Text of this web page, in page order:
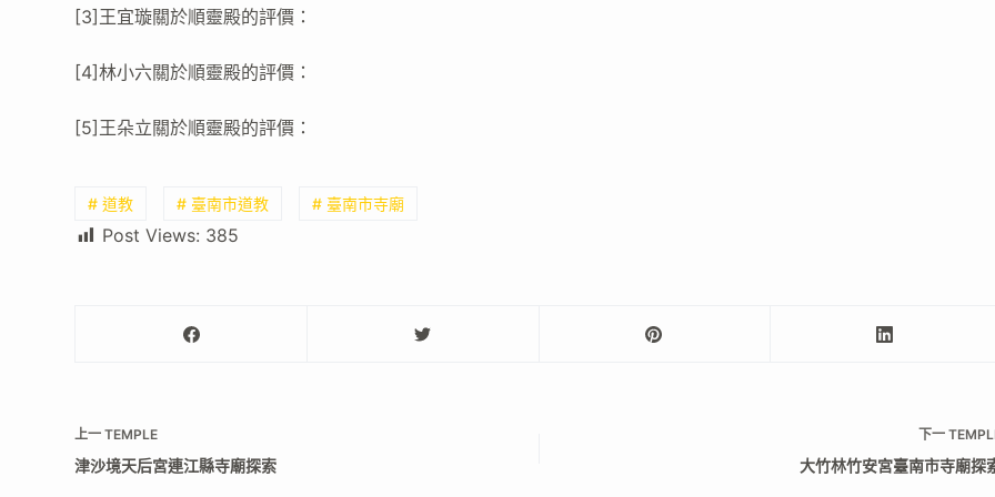
[3]王宜璇關於順靈殿的評價：
[4]林小六關於順靈殿的評價：
[5]王朵立關於順靈殿的評價：
# 道教 # 臺南市道教 # 臺南市寺廟
Post Views: 385
上一TEMPLE
津沙境天后宮連江縣寺廟探索
下一
大竹林竹安宮臺南市寺廟探